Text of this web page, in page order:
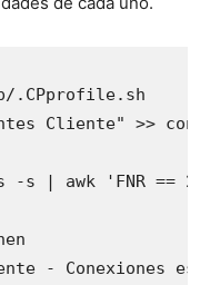
. CPprofile.sh
Cliente" >>
-s | awk 'FNR ==
Conexiones